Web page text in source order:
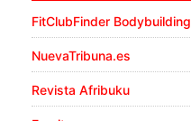
FitClubFinder Bodybuilding
NuevaTribuna.es
Revista Afribuku